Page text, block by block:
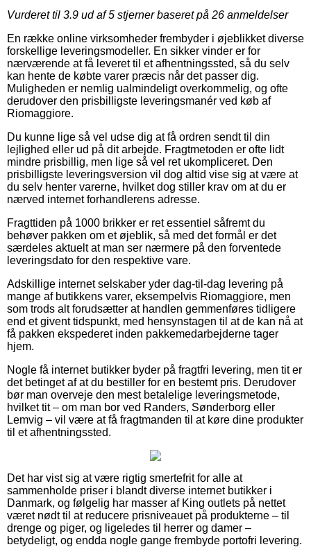
Vurderet til 3.9 ud af 5 stjerner baseret på 26 anmeldelser
En række online virksomheder frembyder i øjeblikket diverse
forskellige leveringsmodeller. En sikker vinder er for
nærværende at få leveret til et afhentningssted, så du selv
kan hente de købte varer præcis når det passer dig.
Muligheden er nemlig ualmindeligt overkommelig, og ofte
derudover den prisbilligste leveringsmanér ved køb af
Riomaggiore.
Du kunne lige så vel udse dig at få ordren sendt til din
lejlighed eller ud på dit arbejde. Fragtmetoden er ofte lidt
mindre prisbillig, men lige så vel ret ukompliceret. Den
prisbilligste leveringsversion vil dog altid vise sig at være at
du selv henter varerne, hvilket dog stiller krav om at du er
nærved internet forhandlerens adresse.
Fragttiden på 1000 brikker er ret essentiel såfremt du
behøver pakken om et øjeblik, så med det formål er det
særdeles aktuelt at man ser nærmere på den forventede
leveringsdato for den respektive vare.
Adskillige internet selskaber yder dag-til-dag levering på
mange af butikkens varer, eksempelvis Riomaggiore, men
som trods alt forudsætter at handlen gemmenføres tidligere
end et givent tidspunkt, med hensynstagen til at de kan nå at
få pakken ekspederet inden pakkemedarbejderne tager
hjem.
Nogle få internet butikker byder på fragtfri levering, men tit er
det betinget af at du bestiller for en bestemt pris. Derudover
bør man overveje den mest betalelige leveringsmetode,
hvilket tit – om man bor ved Randers, Sønderborg eller
Lemvig – vil være at få fragtmanden til at køre dine produkter
til et afhentningssted.
Det har vist sig at være rigtig smertefrit for alle at
sammenholde priser i blandt diverse internet butikker i
Danmark, og følgelig har masser af King outlets på nettet
været nødt til at reducere prisniveauet på produkterne – til
drenge og piger, og ligeledes til herrer og damer –
betydeligt, og endda nogle gange frembyde portofri levering.